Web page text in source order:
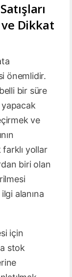
ve Dikkat
önemlidir.
bir süre
yapacak
ve
yollar
biri olan
alanına
için
stok